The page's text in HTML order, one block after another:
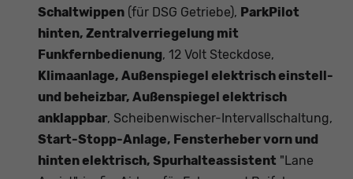
Schaltwippen (für DSG Getriebe), ParkPilot
hinten, Zentralverriegelung mit
Funkfernbedienung, 12 Volt Steckdose,
Klimaanlage, Außenspiegel elektrisch einstell-
und beheizbar, Außenspiegel elektrisch
anklappbar, Scheibenwischer-Intervallschaltung,
Start-Stopp-Anlage, Fensterheber vorn und
hinten elektrisch, Spurhalteassistent "Lane